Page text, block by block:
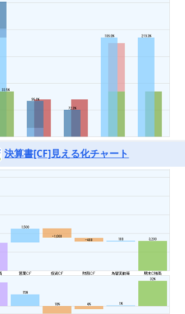
決算書[CF]見える化チャート